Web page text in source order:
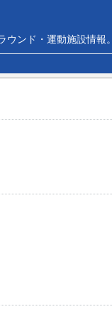
ンド・運動施設情報。